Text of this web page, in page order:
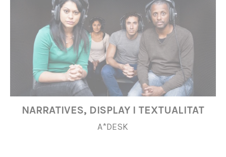
NARRATIVES, DISPLAY I TEXTUALITAT
A*DESK